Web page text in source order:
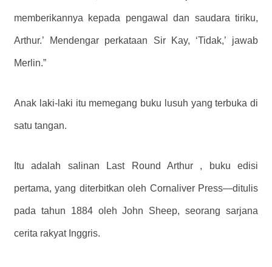
memberikannya kepada pengawal dan saudara tiriku,
Arthur.’ Mendengar perkataan Sir Kay, ‘Tidak,’ jawab
Merlin.”
Anak laki-laki itu memegang buku lusuh yang terbuka di
satu tangan.
Itu adalah salinan Last Round Arthur , buku edisi
pertama, yang diterbitkan oleh Cornaliver Press—ditulis
pada tahun 1884 oleh John Sheep, seorang sarjana
cerita rakyat Inggris.